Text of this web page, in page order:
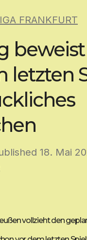
FRANKFURT
letzten
18. Mai
vollzieht den